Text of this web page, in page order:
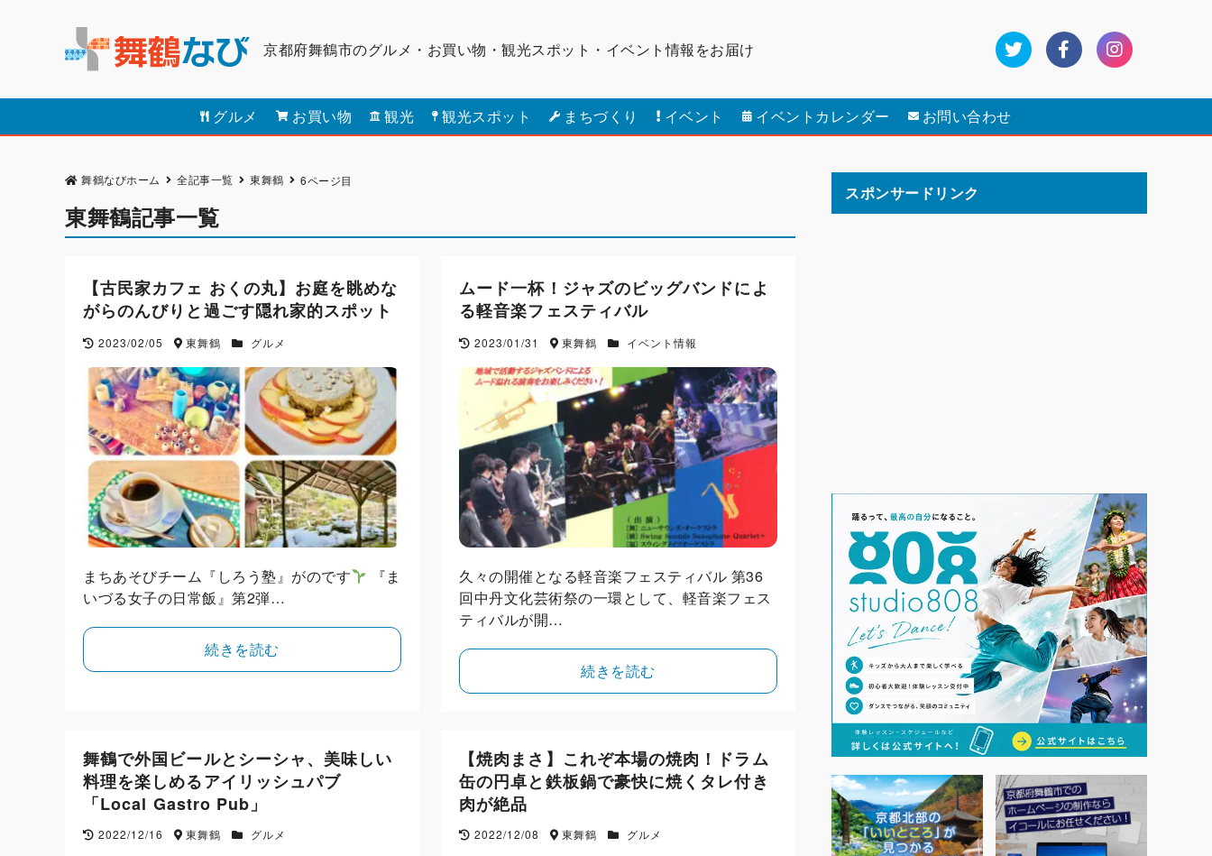
京都府舞鶴市のグルメ・お買い物・観光スポット・ イベント情報をお届け
グルメ お買い物 観光 観光スポット まちづくり イベント イベントカレンダー お問い合わせ
舞鶴なびホーム 全記事一覧 東舞鶴 6ページ目
東舞鶴記事一覧
【古民家カフェ おくの丸】お庭を眺めな
がらのんびりと過ごす隠れ家的スポット
2023/02/05 東舞鶴 グルメ
まちあそびチーム『しろう塾』がのです
『ま
いづる女子の日常飯』第2弾…
続きを読む
ムード一杯！ジャズのビッグバンドによ
る軽音楽フェスティバル
2023/01/31 東舞鶴 イベント情報
久々の開催となる軽音楽フェスティバル 第36
回中丹文化芸術祭の一環として、軽音楽フェス
ティバルが開…
続きを読む
舞鶴で外国ビールとシーシャ、美味しい
料理を楽しめるアイリッシュパブ
「Local Gastro Pub」
2022/12/16 東舞鶴 グルメ
【焼肉まさ】これぞ本場の焼肉！ドラム
缶の円卓と鉄板鍋で豪快に焼くタレ付き
肉が絶品
2022/12/08 東舞鶴 グルメ
スポンサードリンク